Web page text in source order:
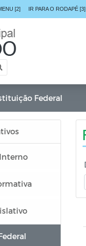
[2] IR PARA O RODAPÉ [3]
Federal